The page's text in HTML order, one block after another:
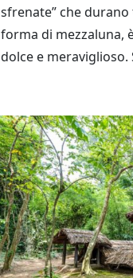
sfrenate” che
forma di mezzaluna,
dolce e meraviglioso.
seguito.